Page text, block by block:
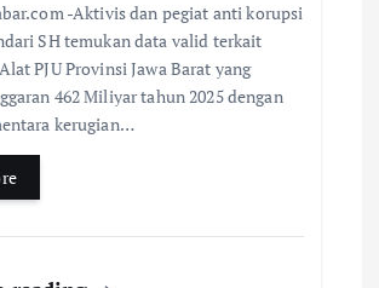
-Aktivis dan pegiat anti korupsi
SH temukan data valid terkait
PJU Provinsi Jawa Barat yang
462 Miliyar tahun 2025 dengan
kerugian…